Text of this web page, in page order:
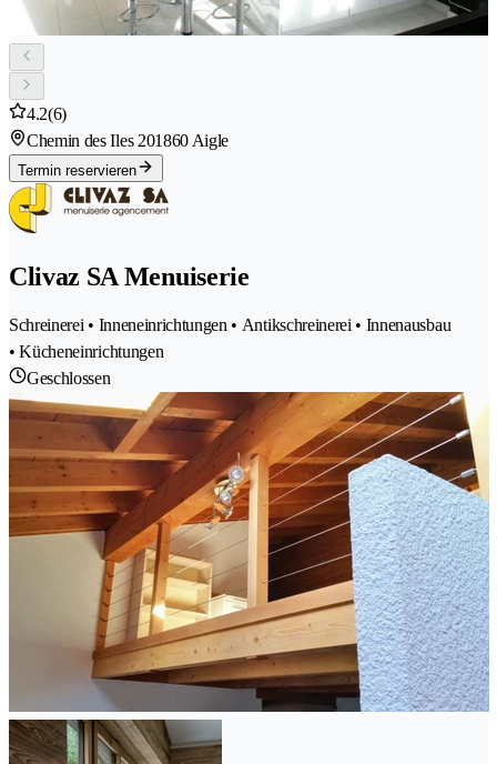
4.2(6)
Chemin des Iles 201860 Aigle
Termin reservieren
Clivaz SA Menuiserie
Schreinerei • Inneneinrichtungen • Antikschreinerei • Innenausbau
• Kücheneinrichtungen
Geschlossen